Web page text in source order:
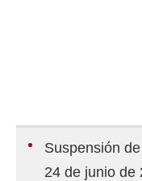
Suspensión
24 de junio de